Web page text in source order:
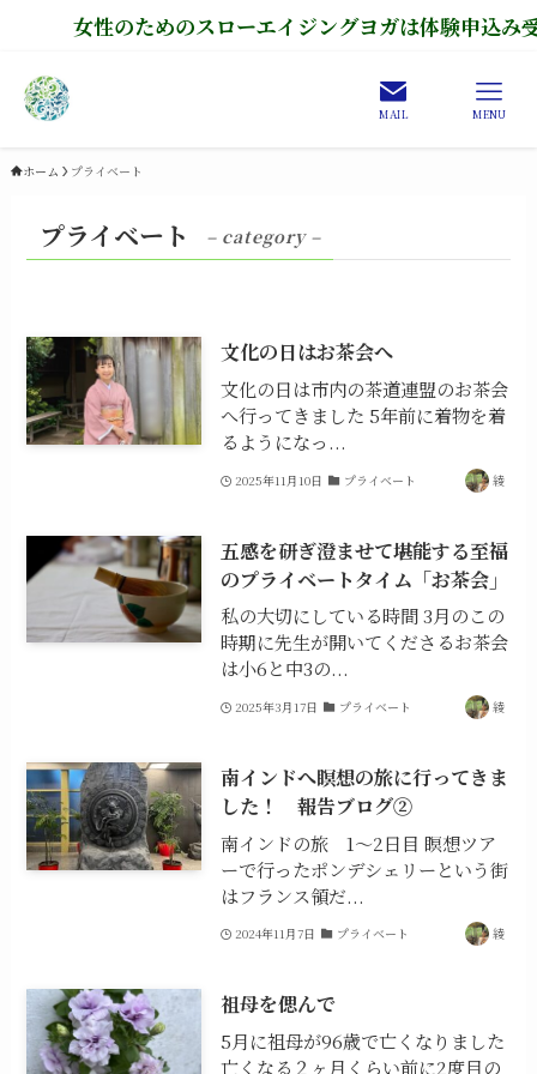
女性のためのスローエイジングヨガは体験申込
MAIL MENU
ホーム プライベート
プライベート – category –
文化の日はお茶会へ
文化の日は市内の茶道連盟のお茶会
へ行ってきました 5年前に着物を着
るようになっ...
2025年11月10日 プライベート 綾
五感を研ぎ澄ませて堪能する至福
のプライベートタイム「お茶会」
私の大切にしている時間 3月のこの
時期に先生が開いてくださるお茶会
は小6と中3の...
2025年3月17日 プライベート 綾
南インドへ瞑想の旅に行ってきま
した！ 報告ブログ②
南インドの旅 1〜2日目 瞑想ツア
ーで行ったポンデシェリーという街
はフランス領だ...
2024年11月7日 プライベート 綾
祖母を偲んで
5月に祖母が96歳で亡くなりました
亡くなる２ヶ月くらい前に2度目の